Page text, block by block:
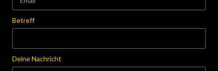
Betreff
Deine Nachricht